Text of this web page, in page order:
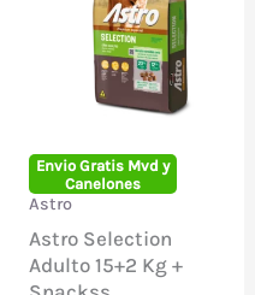
Envio Gratis Mvd y
Canelones
Astro
Astro Selection
Adulto 15+2 Kg +